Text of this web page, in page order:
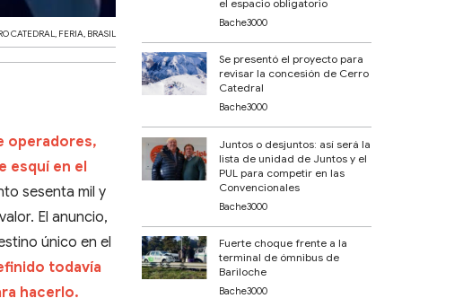
CATEDRAL, FERIA, BRASIL
operadores,
esquí en el
sesenta mil y
El anuncio,
único en el
todavía
hacerlo.
el espacio obligatorio
Bache3000
Se presentó el proyecto para
revisar la concesión de Cerro
Catedral
Bache3000
Juntos o desjuntos: así será la
lista de unidad de Juntos y el
PUL para competir en las
Convencionales
Bache3000
Fuerte choque frente a la
terminal de ómnibus de
Bariloche
Bache3000